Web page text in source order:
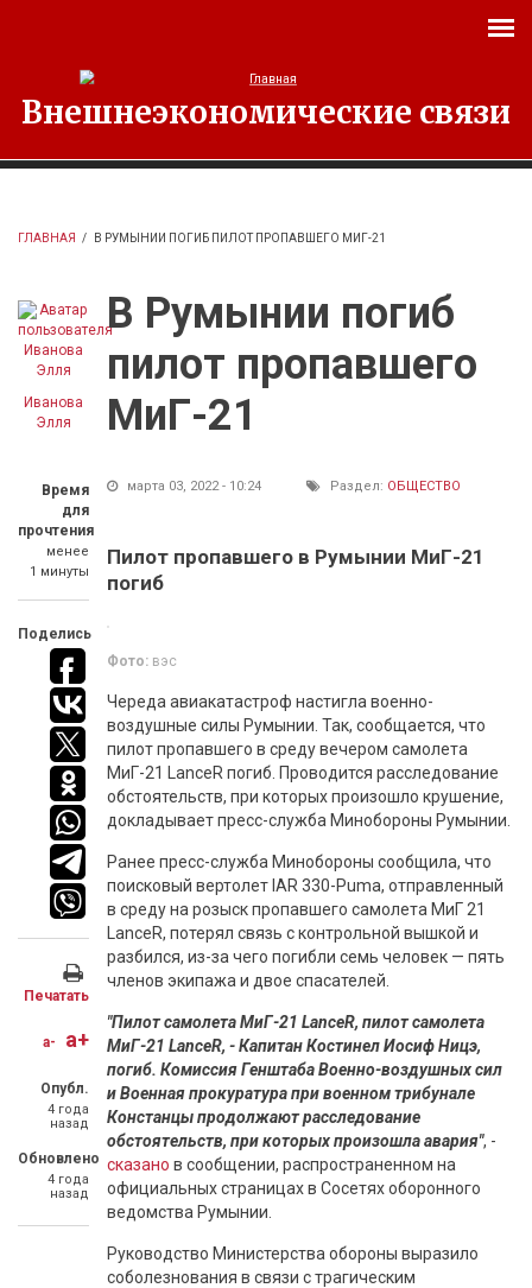
Внешнеэкономические связи
ГЛАВНАЯ / В РУМЫНИИ ПОГИБ ПИЛОТ ПРОПАВШЕГО МИГ-21
Иванова
Элля
Время
для
прочтения
менее
1 минуты
Поделись
Печатать
a- a+
Опубл.
4 года
назад
Обновлено
4 года
назад
В Румынии погиб
пилот пропавшего
МиГ-21
марта 03, 2022 - 10:24 Раздел: ОБЩЕСТВО
Пилот пропавшего в Румынии МиГ-21
погиб
Фото: вэс
Череда авиакатастроф настигла военно-
воздушные силы Румынии. Так, сообщается, что
пилот пропавшего в среду вечером самолета
МиГ-21 LanceR погиб. Проводится расследование
обстоятельств, при которых произошло крушение,
докладывает пресс-служба Минобороны Румынии.
Ранее пресс-служба Минобороны сообщила, что
поисковый вертолет IAR 330-Puma, отправленный
в среду на розыск пропавшего самолета МиГ 21
LanceR, потерял связь с контрольной вышкой и
разбился, из-за чего погибли семь человек — пять
членов экипажа и двое спасателей.
"Пилот самолета МиГ-21 LanceR, пилот самолета
МиГ-21 LanceR, - Капитан Костинел Иосиф Ницэ,
погиб. Комиссия Генштаба Военно-воздушных сил
и Военная прокуратура при военном трибунале
Констанцы продолжают расследование
обстоятельств, при которых произошла авария", -
сказано в сообщении, распространенном на
официальных страницах в Сосетях оборонного
ведомства Румынии.
Руководство Министерства обороны выразило
соболезнования в связи с трагическим